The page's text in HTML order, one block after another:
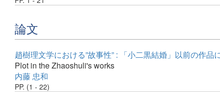
論文
趙樹理文学における”故事性” : 「小二黒結婚」以前の作品
Plot in the Zhaoshuli's works
内藤 忠和
PP. (1 - 22)